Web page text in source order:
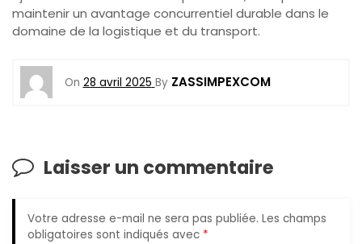
maintenir un avantage concurrentiel durable dans le
domaine de la logistique et du transport.
On 28 avril 2025 By ZASSIMPEXCOM
Laisser un commentaire
Votre adresse e-mail ne sera pas publiée. Les champs
obligatoires sont indiqués avec *